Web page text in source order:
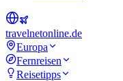
travelnetonline.de
Europa
Fernreisen
Reisetipps